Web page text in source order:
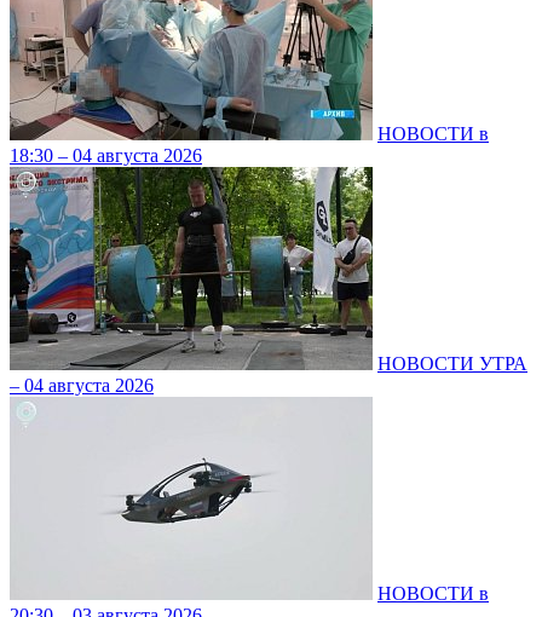
НОВОСТИ в
18:30 – 04 августа 2026
НОВОСТИ УТРА
– 04 августа 2026
НОВОСТИ в